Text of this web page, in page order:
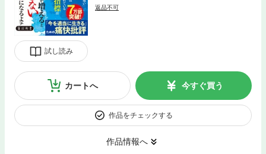
試し読み
返品不可
カートへ 今すぐ買う
作品をチェックする
作品情報へ